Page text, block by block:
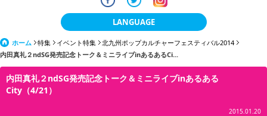
LANGUAGE
日本語
한국어
ホーム 特集 イベント特集
北九州ポップカルチャーフェスティバル2014
内田真礼２ndSG発売記念トーク＆ミニライブinあるあるCi...
内田真礼２ndSG発売記念トーク＆ミニライブinあるある
City（4/21）
2015.01.20